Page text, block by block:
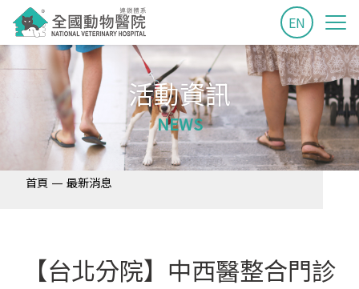
EN
活動資訊
NEWS
首頁 — 最新消息
【台北分院】中西醫整合門診